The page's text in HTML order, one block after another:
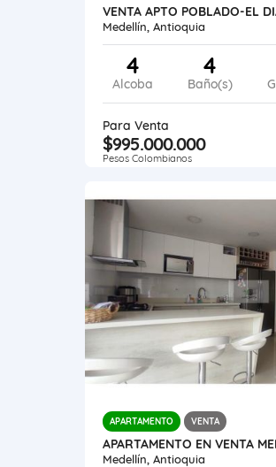
Medellín, Antioquia
4
Alcoba
4
Baño(s)
Para Venta
$995.000.000
Pesos Colombianos
APARTAMENTO VENTA
Medellín, Antioquia